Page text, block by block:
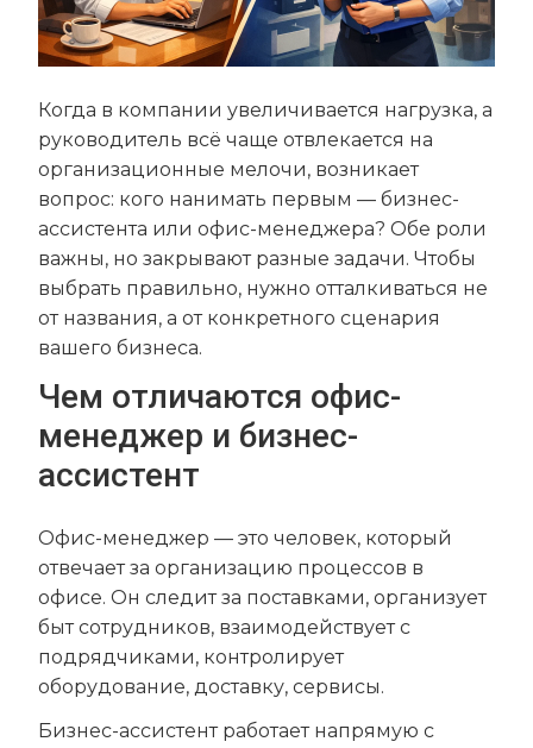
Когда в компании увеличивается нагрузка, а
руководитель всё чаще отвлекается на
организационные мелочи, возникает
вопрос: кого нанимать первым — бизнес-
ассистента или офис-менеджера? Обе роли
важны, но закрывают разные задачи. Чтобы
выбрать правильно, нужно отталкиваться не
от названия, а от конкретного сценария
вашего бизнеса.
Чем отличаются офис-
менеджер и бизнес-
ассистент
Офис-менеджер — это человек, который
отвечает за организацию процессов в
офисе. Он следит за поставками, организует
быт сотрудников, взаимодействует с
подрядчиками, контролирует
оборудование, доставку, сервисы.
Бизнес-ассистент работает напрямую с